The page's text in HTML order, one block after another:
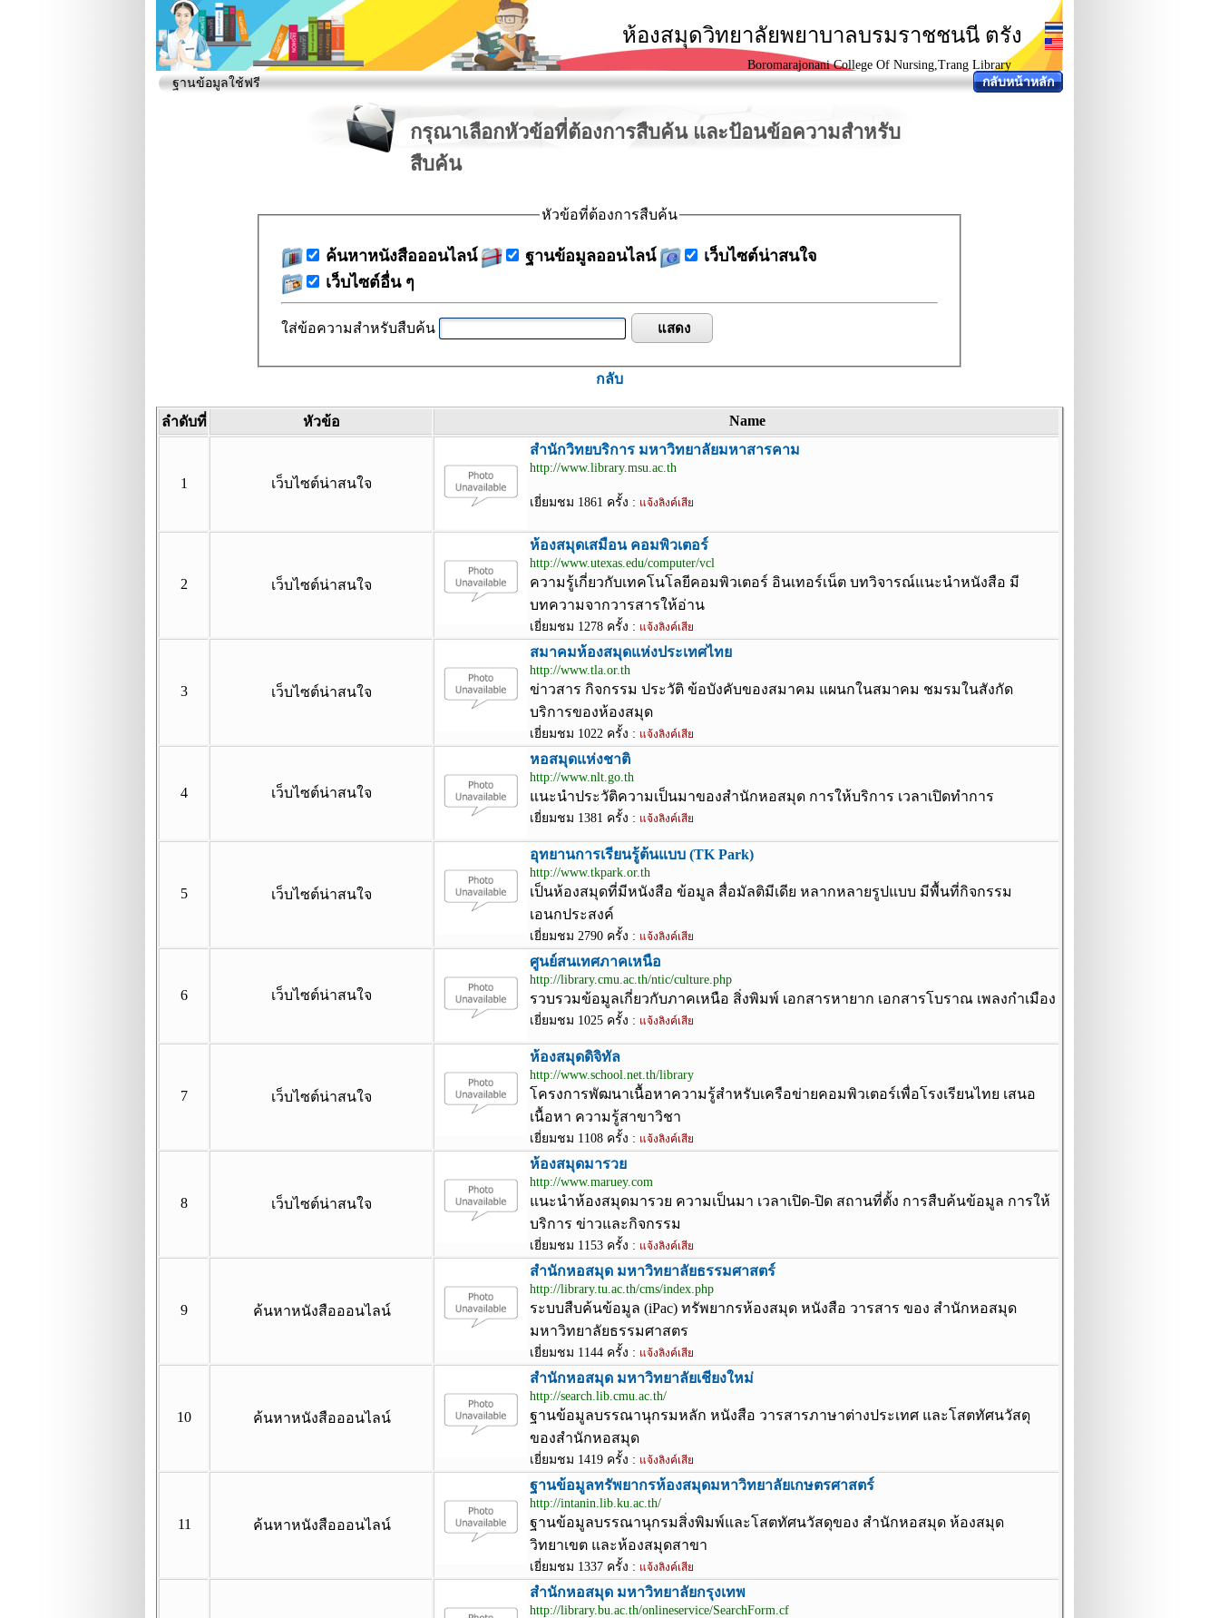
ห้องสมุดวิทยาลัยพยาบาลบรมราชชนนี ตรัง
Boromarajonani College Of Nursing,Trang Library
ฐานข้อมูลใช้ฟรี
กลับหน้าหลัก
กรุณาเลือกหัวข้อที่ต้องการสืบค้น และป้อนข้อความสำหรับ
สืบค้น
หัวข้อที่ต้องการสืบค้น
ค้นหาหนังสือออนไลน์ ฐานข้อมูลออนไลน์
เว็บไซต์น่าสนใจ
เว็บไซต์อื่น ๆ
ใส่ข้อความสำหรับสืบค้น
กลับ
ลำดับที่ หัวข้อ Name
1 เว็บไซต์น่าสนใจ
สำนักวิทยบริการ มหาวิทยาลัยมหาสารคาม
http://www.library.msu.ac.th
เยี่ยมชม 1861 ครั้ง : แจ้งลิงค์เสีย
2 เว็บไซต์น่าสนใจ
ห้องสมุดเสมือน คอมพิวเตอร์
http://www.utexas.edu/computer/vcl
ความรู้เกี่ยวกับเทคโนโลยีคอมพิวเตอร์ อินเทอร์เน็ต บทวิจารณ์แนะนำหนังสือ มี
บทความจากวารสารให้อ่าน
เยี่ยมชม 1278 ครั้ง : แจ้งลิงค์เสีย
3 เว็บไซต์น่าสนใจ
สมาคมห้องสมุดแห่งประเทศไทย
http://www.tla.or.th
ข่าวสาร กิจกรรม ประวัติ ข้อบังคับของสมาคม แผนกในสมาคม ชมรมในสังกัด
บริการของห้องสมุด
เยี่ยมชม 1022 ครั้ง : แจ้งลิงค์เสีย
4 เว็บไซต์น่าสนใจ
หอสมุดแห่งชาติ
http://www.nlt.go.th
แนะนำประวัติความเป็นมาของสำนักหอสมุด การให้บริการ เวลาเปิดทำการ
เยี่ยมชม 1381 ครั้ง : แจ้งลิงค์เสีย
5 เว็บไซต์น่าสนใจ
อุทยานการเรียนรู้ต้นแบบ (TK Park)
http://www.tkpark.or.th
เป็นห้องสมุดที่มีหนังสือ ข้อมูล สื่อมัลติมีเดีย หลากหลายรูปแบบ มีพื้นที่กิจกรรม
เอนกประสงค์
เยี่ยมชม 2790 ครั้ง : แจ้งลิงค์เสีย
6 เว็บไซต์น่าสนใจ
ศูนย์สนเทศภาคเหนือ
http://library.cmu.ac.th/ntic/culture.php
รวบรวมข้อมูลเกี่ยวกับภาคเหนือ สิ่งพิมพ์ เอกสารหายาก เอกสารโบราณ เพลงกำเมือง
เยี่ยมชม 1025 ครั้ง : แจ้งลิงค์เสีย
7 เว็บไซต์น่าสนใจ
ห้องสมุดดิจิทัล
http://www.school.net.th/library
โครงการพัฒนาเนื้อหาความรู้สำหรับเครือข่ายคอมพิวเตอร์เพื่อโรงเรียนไทย เสนอ
เนื้อหา ความรู้สาขาวิชา
เยี่ยมชม 1108 ครั้ง : แจ้งลิงค์เสีย
8 เว็บไซต์น่าสนใจ
ห้องสมุดมารวย
http://www.maruey.com
แนะนำห้องสมุดมารวย ความเป็นมา เวลาเปิด-ปิด สถานที่ตั้ง การสืบค้นข้อมูล การให้
บริการ ข่าวและกิจกรรม
เยี่ยมชม 1153 ครั้ง : แจ้งลิงค์เสีย
9 ค้นหาหนังสือออนไลน์
สำนักหอสมุด มหาวิทยาลัยธรรมศาสตร์
http://library.tu.ac.th/cms/index.php
ระบบสืบค้นข้อมูล (iPac) ทรัพยากรห้องสมุด หนังสือ วารสาร ของ สำนักหอสมุด
มหาวิทยาลัยธรรมศาสตร
เยี่ยมชม 1144 ครั้ง : แจ้งลิงค์เสีย
10 ค้นหาหนังสือออนไลน์
สำนักหอสมุด มหาวิทยาลัยเชียงใหม่
http://search.lib.cmu.ac.th/
ฐานข้อมูลบรรณานุกรมหลัก หนังสือ วารสารภาษาต่างประเทศ และโสตทัศนวัสดุ
ของสำนักหอสมุด
เยี่ยมชม 1419 ครั้ง : แจ้งลิงค์เสีย
11 ค้นหาหนังสือออนไลน์
ฐานข้อมูลทรัพยากรห้องสมุดมหาวิทยาลัยเกษตรศาสตร์
http://intanin.lib.ku.ac.th/
ฐานข้อมูลบรรณานุกรมสิ่งพิมพ์และโสตทัศนวัสดุของ สำนักหอสมุด ห้องสมุด
วิทยาเขต และห้องสมุดสาขา
เยี่ยมชม 1337 ครั้ง : แจ้งลิงค์เสีย
สำนักหอสมุด มหาวิทยาลัยกรุงเทพ
http://library.bu.ac.th/onlineservice/SearchForm.cf